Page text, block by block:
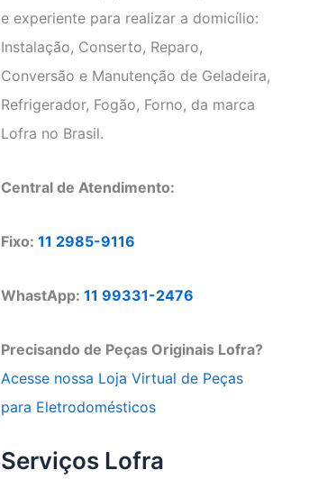
e experiente para realizar a domicílio:
Instalação, Conserto, Reparo,
Conversão e Manutenção de Geladeira,
Refrigerador, Fogão, Forno, da marca
Lofra no Brasil.
Central de Atendimento:
Fixo: 11 2985-9116
WhastApp: 11 99331-2476
Precisando de Peças Originais Lofra?
Acesse nossa Loja Virtual de Peças
para Eletrodomésticos
Serviços Lofra